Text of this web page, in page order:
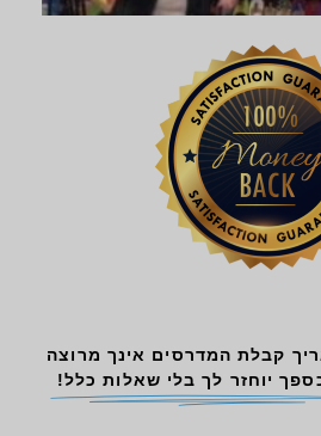
יום מתאריך קבלת המדרסים אינך מרוצה
יוחזר לך בלי שאלות כלל!